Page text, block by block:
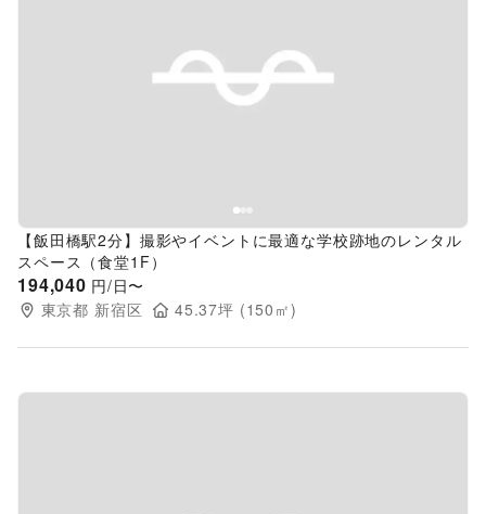
Previous slide
【飯田橋駅2分】撮影やイベントに最適な学校跡地のレンタル
スペース（食堂1F）
194,040 円/日〜
東京都 新宿区 45.37坪 (150 ㎡)